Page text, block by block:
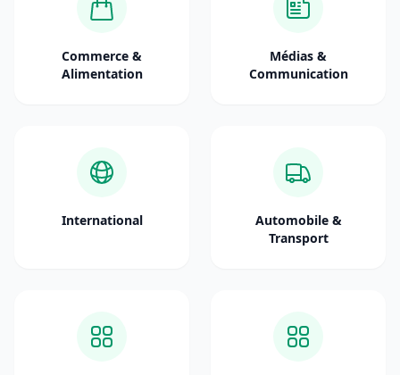
Commerce &
Alimentation
Médias &
Communication
International
Automobile &
Transport